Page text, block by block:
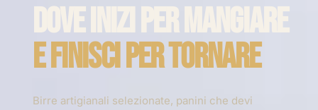
DOVE INIZI PER MANGIARE
E FINISCI PER TORNARE
Birre artigianali selezionate, panini che devi